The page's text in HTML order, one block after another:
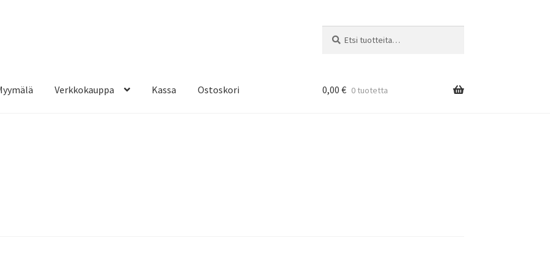
Verkkokauppa Kassa Ostoskori 0,00 € 0 tuotetta